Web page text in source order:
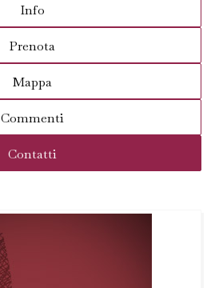
Info
Prenota
Mappa
Commenti
Contatti